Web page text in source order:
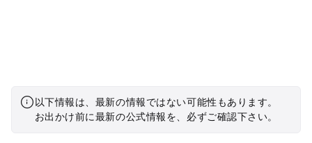
以下情報は、最新の情報ではない可能性もあります。
お出かけ前に最新の公式情報を、必ずご確認下さい。